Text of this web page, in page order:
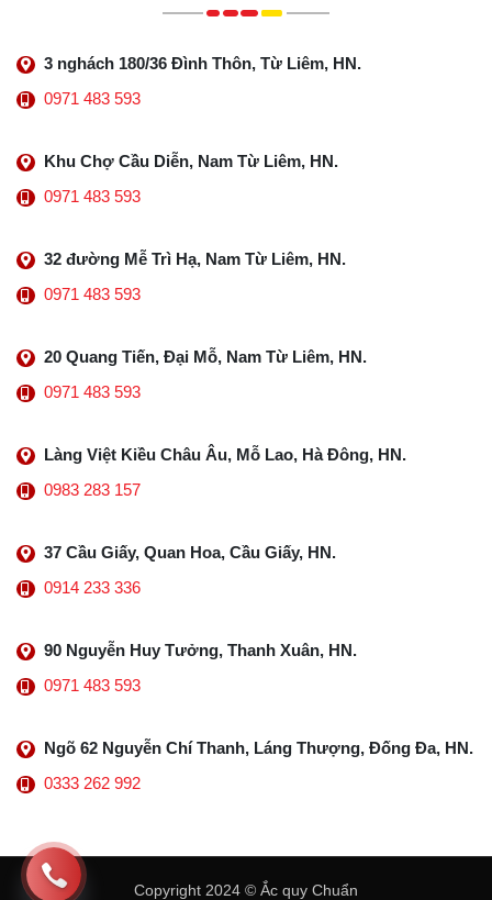
3 nghách 180/36 Đình Thôn, Từ Liêm, HN.
0971 483 593
Khu Chợ Cầu Diễn, Nam Từ Liêm, HN.
0971 483 593
32 đường Mễ Trì Hạ, Nam Từ Liêm, HN.
0971 483 593
20 Quang Tiến, Đại Mỗ, Nam Từ Liêm, HN.
0971 483 593
Làng Việt Kiều Châu Âu, Mỗ Lao, Hà Đông, HN.
0983 283 157
37 Cầu Giấy, Quan Hoa, Cầu Giấy, HN.
0914 233 336
90 Nguyễn Huy Tưởng, Thanh Xuân, HN.
0971 483 593
Ngõ 62 Nguyễn Chí Thanh, Láng Thượng, Đống Đa, HN.
0333 262 992
Copyright 2024 © Ắc quy Chuẩn